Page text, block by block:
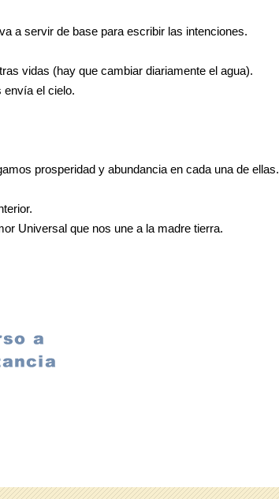
a servir de base para escribir las intenciones.
vidas (hay que cambiar diariamente el agua).
envía el cielo.
prosperidad y abundancia en cada una de ellas.
Universal que nos une a la madre tierra.